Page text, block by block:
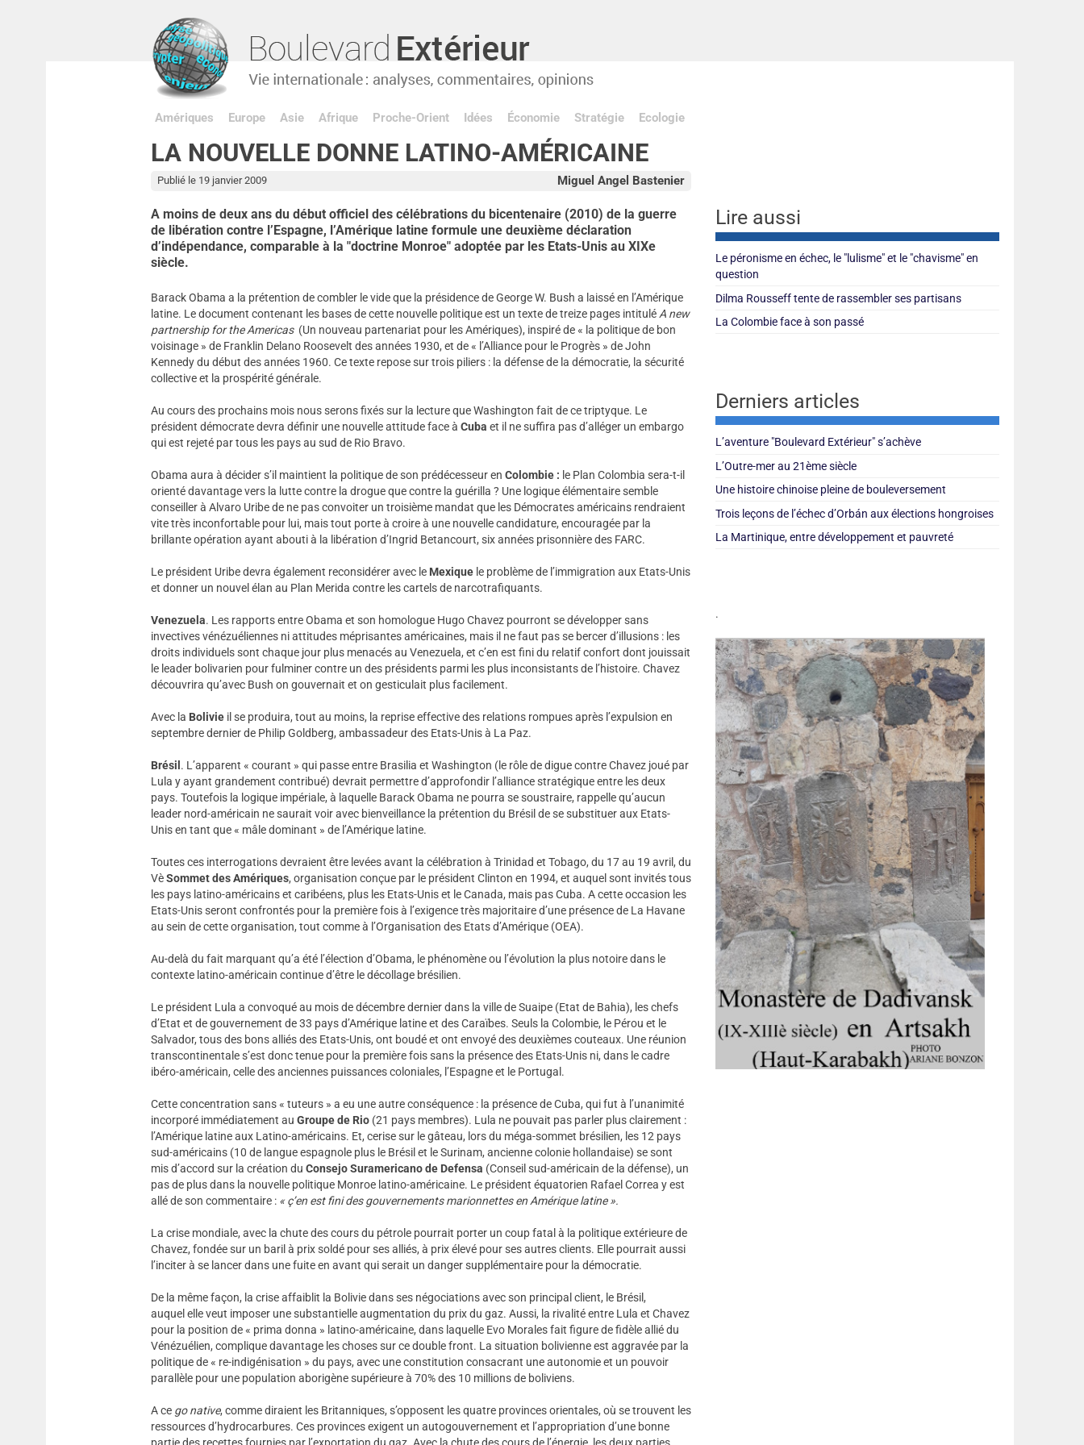
Amériques Europe Asie Afrique Proche-Orient Idées Économie Stratégie Ecologie
LA NOUVELLE DONNE LATINO-AMÉRICAINE
Miguel Angel Bastenier
Publié le 19 janvier 2009
A moins de deux ans du début officiel des célébrations du bicentenaire (2010) de la guerre
de libération contre l’Espagne, l’Amérique latine formule une deuxième déclaration
d’indépendance, comparable à la "doctrine Monroe" adoptée par les Etats-Unis au XIXe
siècle.
Barack Obama a la prétention de combler le vide que la présidence de George W. Bush a laissé en l’Amérique
latine. Le document contenant les bases de cette nouvelle politique est un texte de treize pages intitulé A new
partnership for the Americas (Un nouveau partenariat pour les Amériques), inspiré de « la politique de bon
voisinage » de Franklin Delano Roosevelt des années 1930, et de « l’Alliance pour le Progrès » de John
Kennedy du début des années 1960. Ce texte repose sur trois piliers : la défense de la démocratie, la sécurité
collective et la prospérité générale.
Au cours des prochains mois nous serons fixés sur la lecture que Washington fait de ce triptyque. Le
président démocrate devra définir une nouvelle attitude face à Cuba et il ne suffira pas d’alléger un embargo
qui est rejeté par tous les pays au sud de Rio Bravo.
Obama aura à décider s’il maintient la politique de son prédécesseur en Colombie : le Plan Colombia sera-t-il
orienté davantage vers la lutte contre la drogue que contre la guérilla ? Une logique élémentaire semble
conseiller à Alvaro Uribe de ne pas convoiter un troisième mandat que les Démocrates américains rendraient
vite très inconfortable pour lui, mais tout porte à croire à une nouvelle candidature, encouragée par la
brillante opération ayant abouti à la libération d’Ingrid Betancourt, six années prisonnière des FARC.
Le président Uribe devra également reconsidérer avec le Mexique le problème de l’immigration aux Etats-Unis
et donner un nouvel élan au Plan Merida contre les cartels de narcotrafiquants.
Venezuela. Les rapports entre Obama et son homologue Hugo Chavez pourront se développer sans
invectives vénézuéliennes ni attitudes méprisantes américaines, mais il ne faut pas se bercer d’illusions : les
droits individuels sont chaque jour plus menacés au Venezuela, et c’en est fini du relatif confort dont jouissait
le leader bolivarien pour fulminer contre un des présidents parmi les plus inconsistants de l’histoire. Chavez
découvrira qu’avec Bush on gouvernait et on gesticulait plus facilement.
Avec la Bolivie il se produira, tout au moins, la reprise effective des relations rompues après l’expulsion en
septembre dernier de Philip Goldberg, ambassadeur des Etats-Unis à La Paz.
Brésil . L’apparent « courant » qui passe entre Brasilia et Washington (le rôle de digue contre Chavez joué par
Lula y ayant grandement contribué) devrait permettre d’approfondir l’alliance stratégique entre les deux
pays. Toutefois la logique impériale, à laquelle Barack Obama ne pourra se soustraire, rappelle qu’aucun
leader nord-américain ne saurait voir avec bienveillance la prétention du Brésil de se substituer aux Etats-
Unis en tant que « mâle dominant » de l’Amérique latine.
Toutes ces interrogations devraient être levées avant la célébration à Trinidad et Tobago, du 17 au 19 avril, du
VèSommet des Amériques, organisation conçue par le président Clinton en 1994, et auquel sont invités tous
les pays latino-américains et caribéens, plus les Etats-Unis et le Canada, mais pas Cuba. A cette occasion les
Etats-Unis seront confrontés pour la première fois à l’exigence très majoritaire d’une présence de La Havane
au sein de cette organisation, tout comme à l’Organisation des Etats d’Amérique (OEA).
Au-delà du fait marquant qu’a été l’élection d’Obama, le phénomène ou l’évolution la plus notoire dans le
contexte latino-américain continue d’être le décollage brésilien.
Le président Lula a convoqué au mois de décembre dernier dans la ville de Suaipe (Etat de Bahia), les chefs
d’Etat et de gouvernement de 33 pays d’Amérique latine et des Caraïbes. Seuls la Colombie, le Pérou et le
Salvador, tous des bons alliés des Etats-Unis, ont boudé et ont envoyé des deuxièmes couteaux. Une réunion
transcontinentale s’est donc tenue pour la première fois sans la présence des Etats-Unis ni, dans le cadre
ibéro-américain, celle des anciennes puissances coloniales, l’Espagne et le Portugal.
Cette concentration sans « tuteurs » a eu une autre conséquence : la présence de Cuba, qui fut à l’unanimité
incorporé immédiatement au Groupe de Rio (21 pays membres). Lula ne pouvait pas parler plus clairement :
l’Amérique latine aux Latino-américains. Et, cerise sur le gâteau, lors du méga-sommet brésilien, les 12 pays
sud-américains (10 de langue espagnole plus le Brésil et le Surinam, ancienne colonie hollandaise) se sont
mis d’accord sur la création du Consejo Suramericano de Defensa (Conseil sud-américain de la défense), un
pas de plus dans la nouvelle politique Monroe latino-américaine. Le président équatorien Rafael Correa y est
allé de son commentaire : « ç’en est fini des gouvernements marionnettes en Amérique latine ».
La crise mondiale, avec la chute des cours du pétrole pourrait porter un coup fatal à la politique extérieure de
Chavez, fondée sur un baril à prix soldé pour ses alliés, à prix élevé pour ses autres clients. Elle pourrait aussi
l’inciter à se lancer dans une fuite en avant qui serait un danger supplémentaire pour la démocratie.
De la même façon, la crise affaiblit la Bolivie dans ses négociations avec son principal client, le Brésil,
auquel elle veut imposer une substantielle augmentation du prix du gaz. Aussi, la rivalité entre Lula et Chavez
pour la position de « prima donna » latino-américaine, dans laquelle Evo Morales fait figure de fidèle allié du
Vénézuélien, complique davantage les choses sur ce double front. La situation bolivienne est aggravée par la
politique de « re-indigénisation » du pays, avec une constitution consacrant une autonomie et un pouvoir
parallèle pour une population aborigène supérieure à 70% des 10 millions de boliviens.
A ce go native, comme diraient les Britanniques, s’opposent les quatre provinces orientales, où se trouvent les
ressources d’hydrocarbures. Ces provinces exigent un autogouvernement et l’appropriation d’une bonne
Lire aussi
Le péronisme en échec, le "lulisme" et le "chavisme" en
question
Dilma Rousseff tente de rassembler ses partisans
La Colombie face à son passé
Derniers articles
L’aventure "Boulevard Extérieur" s’achève
L’Outre-mer au 21ème siècle
Une histoire chinoise pleine de bouleversement
Trois leçons de l’échec d’Orbán aux élections hongroises
La Martinique, entre développement et pauvreté
.